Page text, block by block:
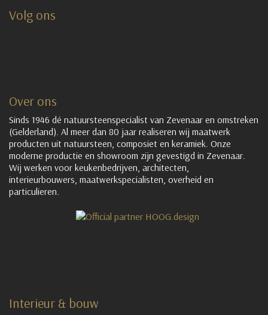
Volg ons
Over ons
Sinds 1946 dé natuursteenspecialist van Zevenaar en omstreken
(Gelderland). Al meer dan 80 jaar realiseren wij maatwerk
producten uit natuursteen, composiet en keramiek. Onze
moderne productie en showroom zijn gevestigd in Zevenaar.
Wij werken voor keukenbedrijven, architecten,
interieurbouwers, maatwerkspecialisten, overheid en
particulieren.
Interieur & bouw